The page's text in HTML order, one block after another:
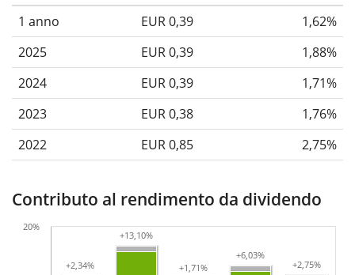
1 anno
EUR 0,39
1,62%
2025
EUR 0,39
1,88%
2024
EUR 0,39
1,71%
2023
EUR 0,38
1,76%
2022
EUR 0,85 2,75%
Contributo al rendimento da dividendo
+2,34%
+2,34%
+13,10%
+13,10%
+1,71%
+1,71%
+6,03%
+6,03%
+2,75%
+2,75%
20%